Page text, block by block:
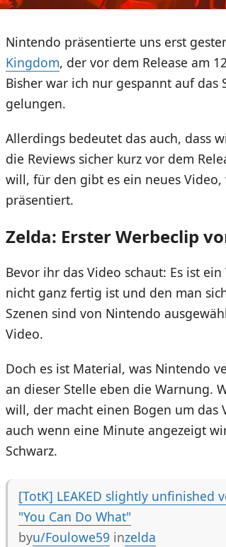
Nintendo präsentierte uns erst
Kingdom, der vor dem Release am
Bisher war ich nur gespannt auf
gelungen.
Allerdings bedeutet das auch, dass
die Reviews sicher kurz vor dem
will, für den gibt es ein neues
präsentiert.
Zelda: Erster Werbeclip
Bevor ihr das Video schaut: Es ist
nicht ganz fertig ist und den man
Szenen sind von Nintendo
Video.
Doch es ist Material, was Nintendo
an dieser Stelle eben die Warnung.
will, der macht einen Bogen um das
auch wenn eine Minute angezeigt
Schwarz.
[TotK] LEAKED slightly unfinished
"You Can Do What"
byu/Foulowe59inzelda